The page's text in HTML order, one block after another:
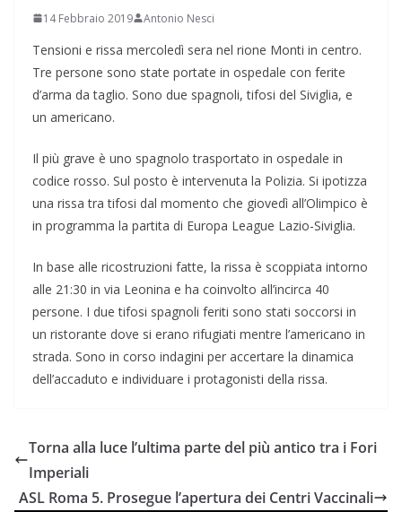
14 Febbraio 2019 Antonio Nesci
Tensioni e rissa mercoledì sera nel rione Monti in centro.
Tre persone sono state portate in ospedale con ferite
d’arma da taglio. Sono due spagnoli, tifosi del Siviglia, e
un americano.
Il più grave è uno spagnolo trasportato in ospedale in
codice rosso. Sul posto è intervenuta la Polizia. Si ipotizza
una rissa tra tifosi dal momento che giovedì all’Olimpico è
in programma la partita di Europa League Lazio-Siviglia.
In base alle ricostruzioni fatte, la rissa è scoppiata intorno
alle 21:30 in via Leonina e ha coinvolto all’incirca 40
persone. I due tifosi spagnoli feriti sono stati soccorsi in
un ristorante dove si erano rifugiati mentre l’americano in
strada. Sono in corso indagini per accertare la dinamica
dell’accaduto e individuare i protagonisti della rissa.
Torna alla luce l’ultima parte del più antico tra i Fori
Imperiali
ASL Roma 5. Prosegue l’apertura dei Centri Vaccinali